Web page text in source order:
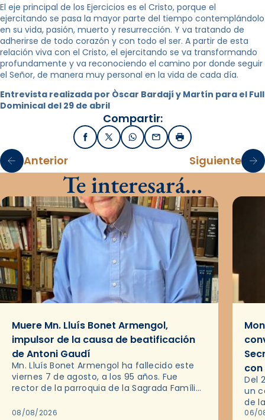
El eje principal de los Ejercicios es el Cristo, porque el
ejercitando se pasa la mayor parte del tiempo contemplándolo
en su vida, pasión, muerto y resurrección. Y va tratando de
adherirse de todo corazón y con todo el ser. A partir de esta
relación viva con el Cristo, el ejercitando se va transformando
profundamente y va reconociendo el camino por donde seguir
el Señor, de manera muy personal en la vida de cada día.
Entrevista realizada por Òscar Bardají y Martín para el Full
Dominical del 29 de abril
Compartir:
FacebookX / TwitterWhatsApp
EmailImprimir
Anterior Siguiente
Te interesará…
Muere Mn. Lluís Bonet Armengol,
impulsor de la causa de beatificación
de Antoni Gaudí
Mn. Lluís Bonet Armengol ha fallecido este
viernes 7 de agosto, a los 95 años. Fue
rector de la parroquia de la Sagrada Família
08/08/2026
Del
un
de
en
06/